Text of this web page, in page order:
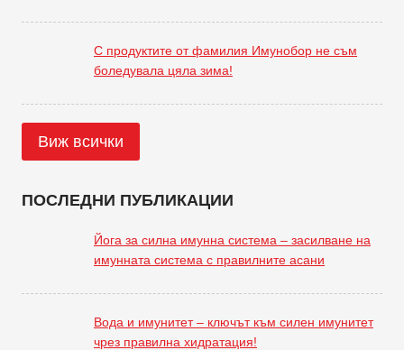
С продуктите от фамилия Имунобор не съм
боледувала цяла зима!
Виж всички
ПОСЛЕДНИ ПУБЛИКАЦИИ
Йога за силна имунна система – засилване на
имунната система с правилните асани
Вода и имунитет – ключът към силен имунитет
чрез правилна хидратация!